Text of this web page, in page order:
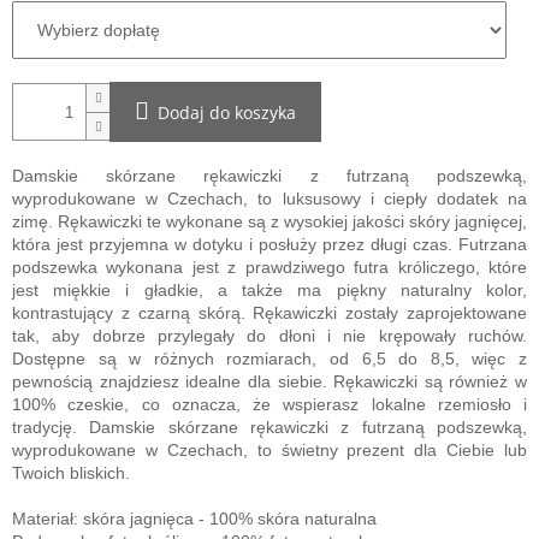
Dodaj do koszyka
Damskie skórzane rękawiczki z futrzaną podszewką,
wyprodukowane w Czechach, to luksusowy i ciepły dodatek na
zimę. Rękawiczki te wykonane są z wysokiej jakości skóry jagnięcej,
która jest przyjemna w dotyku i posłuży przez długi czas. Futrzana
podszewka wykonana jest z prawdziwego futra króliczego, które
jest miękkie i gładkie, a także ma piękny naturalny kolor,
kontrastujący z czarną skórą. Rękawiczki zostały zaprojektowane
tak, aby dobrze przylegały do ​​dłoni i nie krępowały ruchów.
Dostępne są w różnych rozmiarach, od 6,5 do 8,5, więc z
pewnością znajdziesz idealne dla siebie. Rękawiczki są również w
100% czeskie, co oznacza, że ​​wspierasz lokalne rzemiosło i
tradycję. Damskie skórzane rękawiczki z futrzaną podszewką,
wyprodukowane w Czechach, to świetny prezent dla Ciebie lub
Twoich bliskich.
Materiał: skóra jagnięca - 100% skóra naturalna